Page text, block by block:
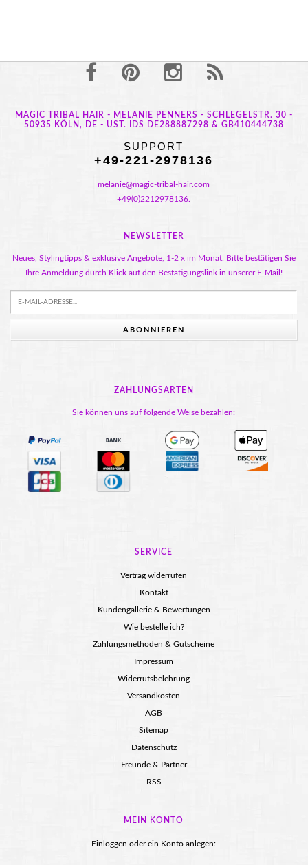
MAGIC TRIBAL HAIR - MELANIE PENNERS - SCHLEGELSTR. 30 -
50935 KÖLN, DE - UST. IDS DE288887298 & GB410444738
SUPPORT
+49-221-2978136
melanie@magic-tribal-hair.com
+49(0)2212978136.
NEWSLETTER
Neues, Stylingtipps & exklusive Angebote, 1-2 x im Monat. Bitte bestätigen Sie
Ihre Anmeldung durch Klick auf den Bestätigungslink in unserer E-Mail!
ABONNIEREN
ZAHLUNGSARTEN
Sie können uns auf folgende Weise bezahlen:
SERVICE
Vertrag widerrufen
Kontakt
Kundengallerie & Bewertungen
Wie bestelle ich?
Zahlungsmethoden & Gutscheine
Impressum
Widerrufsbelehrung
Versandkosten
AGB
Sitemap
Datenschutz
Freunde & Partner
RSS
MEIN KONTO
Einloggen oder ein Konto anlegen: